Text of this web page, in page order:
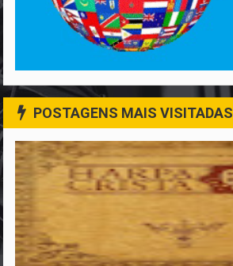
POSTAGENS MAIS VISITADAS